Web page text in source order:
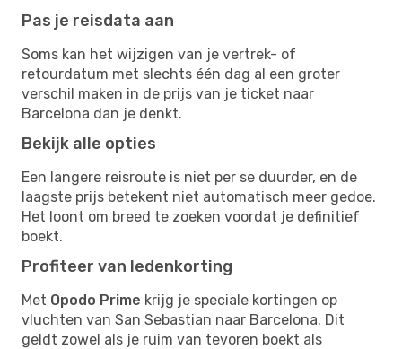
Pas je reisdata aan
Soms kan het wijzigen van je vertrek- of
retourdatum met slechts één dag al een groter
verschil maken in de prijs van je ticket naar
Barcelona dan je denkt.
Bekijk alle opties
Een langere reisroute is niet per se duurder, en de
laagste prijs betekent niet automatisch meer gedoe.
Het loont om breed te zoeken voordat je definitief
boekt.
Profiteer van ledenkorting
Met Opodo Prime krijg je speciale kortingen op
vluchten van San Sebastian naar Barcelona. Dit
geldt zowel als je ruim van tevoren boekt als